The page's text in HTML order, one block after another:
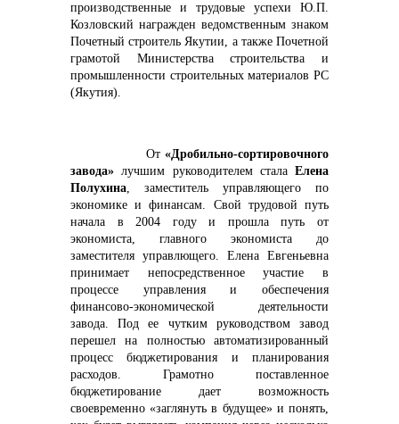
производственные и трудовые успехи Ю.П.
Козловский награжден ведомственным знаком
Почетный строитель Якутии, а также Почетной
грамотой Министерства строительства и
промышленности строительных материалов РС
(Якутия).
От«Дробильно-сортировочного
завода»лучшим руководителем стала Елена
Полухина, заместитель управляющего по
экономике и финансам. Свой трудовой путь
начала в 2004 году и прошла путь от
экономиста, главного экономиста до
заместителя управлющего. Елена Евгеньевна
принимает непосредственное участие в
процессе управления и обеспечения
финансово-экономической деятельности
завода. Под ее чутким руководством завод
перешел на полностью автоматизированный
процесс бюджетирования и планирования
расходов. Грамотно поставленное
бюджетирование дает возможность
своевременно «заглянуть в будущее» и понять,